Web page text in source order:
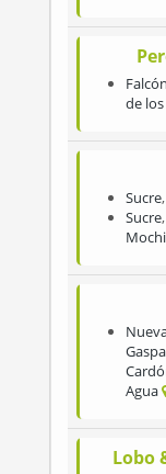
Falcón
de
Sucre,
Sucre,
Agua
Lobo